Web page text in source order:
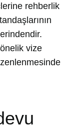
rehberlik
vize